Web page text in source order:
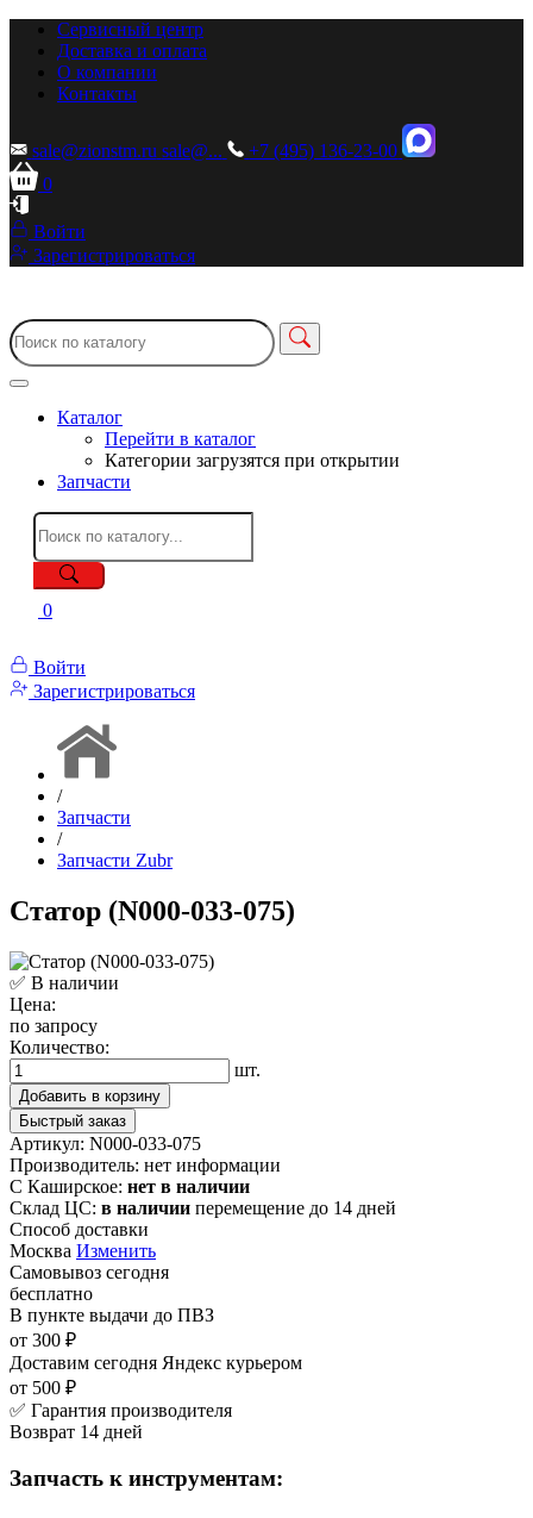
Сервисный центр
Доставка и оплата
О компании
Контакты
sale@zionstm.ru sale@...
+7 (495) 136-23-00
0
Войти
Зарегистрироваться
Каталог
Перейти в каталог
Категории загрузятся при открытии
Запчасти
0
Войти
Зарегистрироваться
/
Запчасти
/
Запчасти Zubr
Статор (N000-033-075)
✅ В наличии
Цена:
по запросу
Количество:
шт.
Добавить в корзину
Быстрый заказ
Артикул: N000-033-075
Производитель: нет информации
С Каширское: нет в наличии
Склад ЦС: в наличии перемещение до 14 дней
Способ доставки
Москва Изменить
Самовывоз сегодня
бесплатно
В пункте выдачи до ПВЗ
от 300 ₽
Доставим сегодня Яндекс курьером
от 500 ₽
✅ Гарантия производителя
Возврат 14 дней
Запчасть к инструментам: